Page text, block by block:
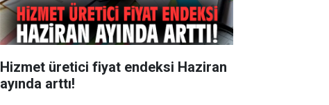
Hizmet üretici fiyat endeksi Haziran
ayında arttı!